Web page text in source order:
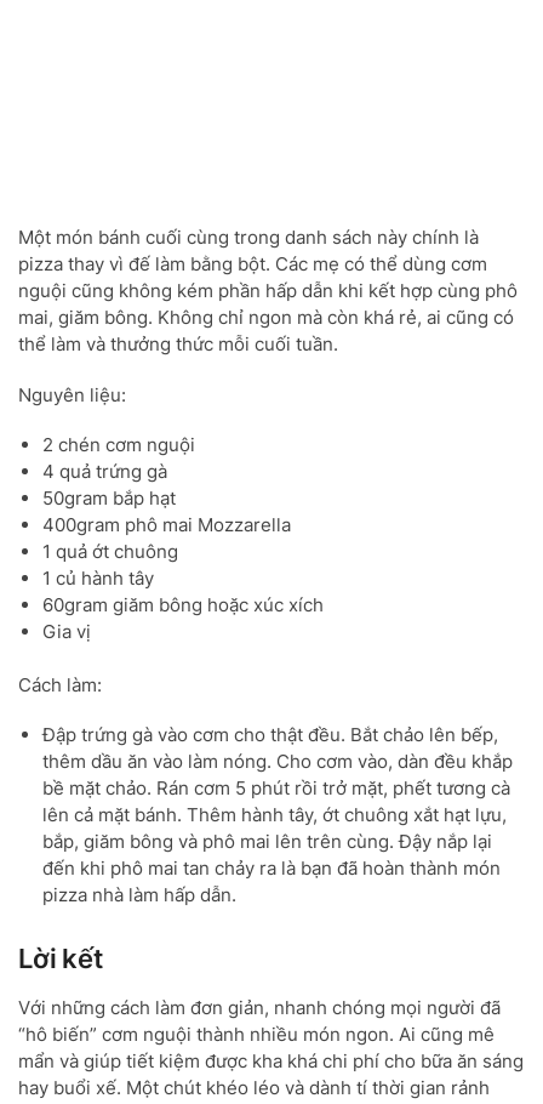
Một món bánh cuối cùng trong danh sách này chính là
pizza thay vì đế làm bằng bột. Các mẹ có thể dùng cơm
nguội cũng không kém phần hấp dẫn khi kết hợp cùng phô
mai, giăm bông. Không chỉ ngon mà còn khá rẻ, ai cũng có
thể làm và thưởng thức mỗi cuối tuần.
Nguyên liệu:
2 chén cơm nguội
4 quả trứng gà
50gram bắp hạt
400gram phô mai Mozzarella
1 quả ớt chuông
1 củ hành tây
60gram giăm bông hoặc xúc xích
Gia vị
Cách làm:
Đập trứng gà vào cơm cho thật đều. Bắt chảo lên bếp,
thêm dầu ăn vào làm nóng. Cho cơm vào, dàn đều khắp
bề mặt chảo. Rán cơm 5 phút rồi trở mặt, phết tương cà
lên cả mặt bánh. Thêm hành tây, ớt chuông xắt hạt lựu,
bắp, giăm bông và phô mai lên trên cùng. Đậy nắp lại
đến khi phô mai tan chảy ra là bạn đã hoàn thành món
pizza nhà làm hấp dẫn.
Lời kết
Với những cách làm đơn giản, nhanh chóng mọi người đã
“hô biến” cơm nguội thành nhiều món ngon. Ai cũng mê
mẩn và giúp tiết kiệm được kha khá chi phí cho bữa ăn sáng
hay buổi xế. Một chút khéo léo và dành tí thời gian rảnh